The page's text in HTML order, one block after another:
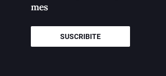
mes
SUSCRIBITE